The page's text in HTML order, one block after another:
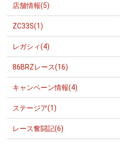
店舗情報(5)
ZC33S(1)
レガシィ(4)
86BRZレース(16)
キャンペーン情報(4)
ステージア(1)
レース奮闘記(6)